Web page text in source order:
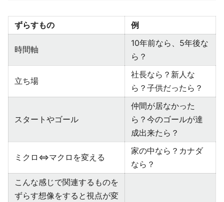
ずらすもの 例
時間軸
10年前なら、5年後な
ら？
立ち場
社長なら？新人な
ら？子供だったら？
スタートやゴール
仲間が居なかった
ら？今のゴールが達
成出来たら？
ミクロ⇔マクロを変える
家の中なら？カナダ
なら？
こんな感じで関連するものを
ずらす想像をすると視点が変